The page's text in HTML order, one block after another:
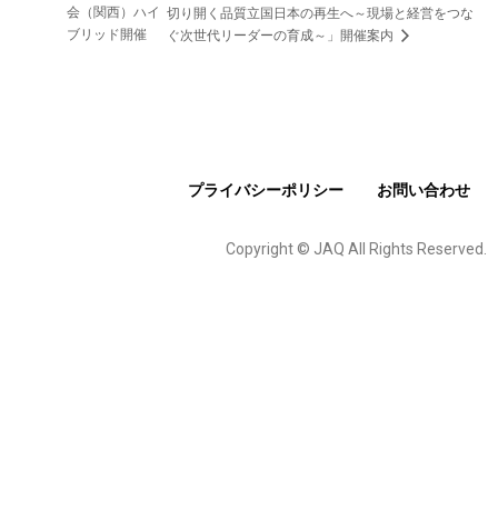
会（関西）ハイ
ブリッド開催
切り開く品質立国日本の再生へ～現場と経営をつな
ぐ次世代リーダーの育成～」開催案内
プライバシーポリシー お問い合わせ
Copyright © JAQ All Rights Reserved.